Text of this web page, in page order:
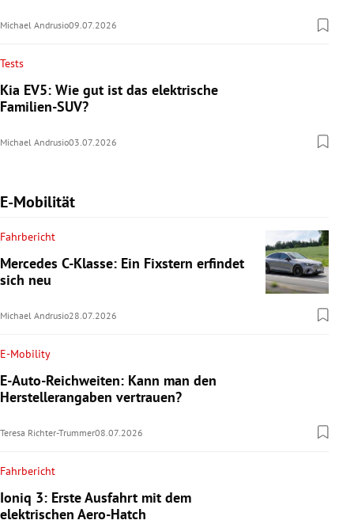
Michael Andrusio09.07.2026
Tests
Kia EV5: Wie gut ist das elektrische
Familien-SUV?
Michael Andrusio03.07.2026
E-Mobilität
Fahrbericht
Mercedes C-Klasse: Ein Fixstern erfindet
sich neu
Michael Andrusio28.07.2026
E-Mobility
E-Auto-Reichweiten: Kann man den
Herstellerangaben vertrauen?
Teresa Richter-Trummer08.07.2026
Fahrbericht
Ioniq 3: Erste Ausfahrt mit dem
elektrischen Aero-Hatch